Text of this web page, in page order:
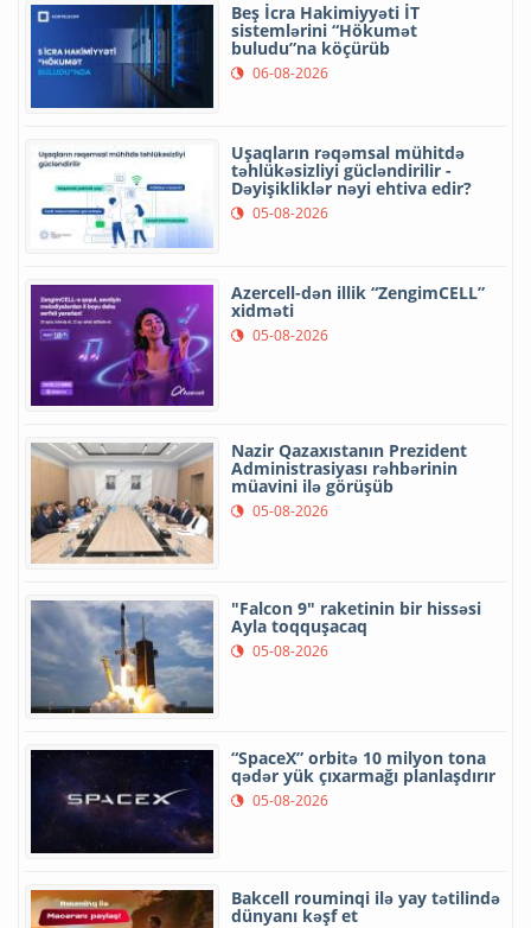
Beş İcra Hakimiyyəti İT
sistemlərini “Hökumət
buludu”na köçürüb
06-08-2026
Uşaqların rəqəmsal mühitdə
təhlükəsizliyi gücləndirilir -
Dəyişikliklər nəyi ehtiva edir?
05-08-2026
Azercell-dən illik “ZengimCELL”
xidməti
05-08-2026
Nazir Qazaxıstanın Prezident
Administrasiyası rəhbərinin
müavini ilə görüşüb
05-08-2026
"Falcon 9" raketinin bir hissəsi
Ayla toqquşacaq
05-08-2026
“SpaceX” orbitə 10 milyon tona
qədər yük çıxarmağı planlaşdırır
05-08-2026
Bakcell rouminqi ilə yay tətilində
dünyanı kəşf et